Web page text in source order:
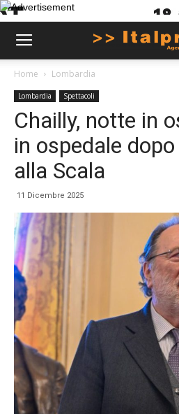
Home Lombardia
Lombardia Spettacoli
Chailly, notte in
in ospedale
alla Scala
11 Dicembre 2025